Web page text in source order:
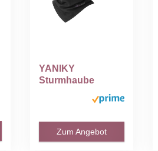
YANIKY
Sturmhaube
Winter Balaclava
Skimaske für...
Zum Angebot